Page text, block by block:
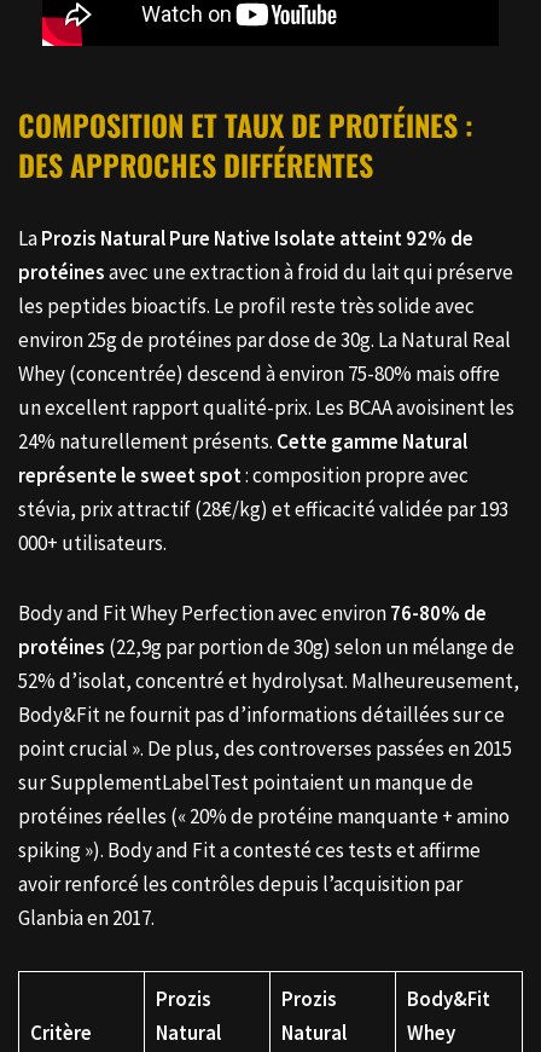
COMPOSITION ET TAUX DE PROTÉINES :
DES APPROCHES DIFFÉRENTES
LaProzis Natural Pure Native Isolate atteint 92% de
protéinesavec une extraction à froid du lait qui préserve
les peptides bioactifs. Le profil reste très solide avec
environ 25g de protéines par dose de 30g. La Natural Real
Whey (concentrée) descend à environ 75-80% mais offre
un excellent rapport qualité-prix. Les BCAA avoisinent les
24% naturellement présents. Cette gamme Natural
représente le sweet spot: composition propre avec
stévia, prix attractif (28€/kg) et efficacité validée par 193
000+ utilisateurs.
Body and Fit Whey Perfection avec environ76-80% de
protéines (22,9g par portion de 30g) selon un mélange de
52% d’isolat, concentré et hydrolysat. Malheureusement,
Body&Fit ne fournit pas d’informations détaillées sur ce
point crucial ». De plus, des controverses passées en 2015
sur SupplementLabelTest pointaient un manque de
protéines réelles (« 20% de protéine manquante + amino
spiking »). Body and Fit a contesté ces tests et affirme
avoir renforcé les contrôles depuis l’acquisition par
Glanbia en 2017.
Critère
Prozis
Natural
Prozis
Natural
Body&Fit
Whey